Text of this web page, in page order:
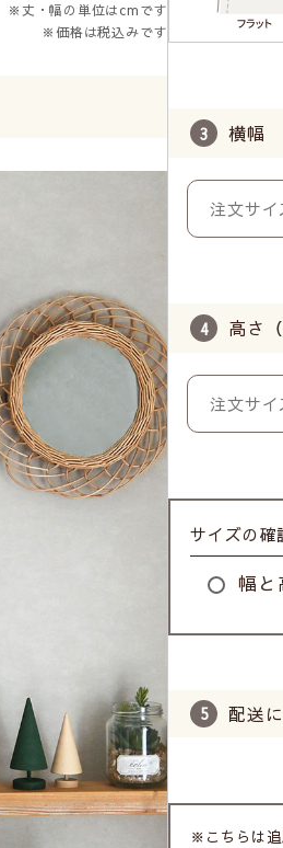
※丈・幅の単位はcmです
※価格は税込みです
横幅
高さ（
サイズの確
幅と
配送
※こちらは